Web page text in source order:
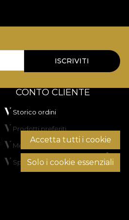
Accetta tutti i cookie
Solo i cookie essenziali
ISCRIVITI
CONTO CLIENTE
Storico ordini
Prodotti preferiti
Metodi di pagamento
Spedizione e resi